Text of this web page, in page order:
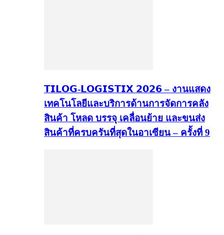
𝗧𝗜𝗟𝗢𝗚-𝗟𝗢𝗚𝗜𝗦𝗧𝗜𝗫 𝟮𝟬𝟮𝟲 – งานแสดง
เทคโนโลยีและบริการด้านการจัดการคลัง
สินค้า โหลด บรรจุ เคลื่อนย้าย และขนส่ง
สินค้าที่ครบครันที่สุดในอาเซียน – ครั้งที่ 9